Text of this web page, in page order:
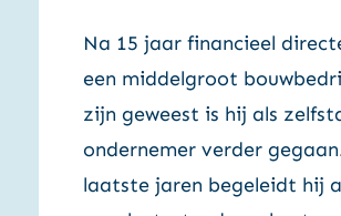
Na 15 jaar financieel
een middelgroot
zijn geweest is hij als
ondernemer verder
laatste jaren begeleidt hij